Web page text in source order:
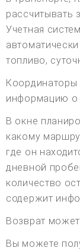
рассчитывать
Учетная
топливо,
информацию о
В окне
какому
где он
дневной
количество
содержит
Возврат
Вы можете